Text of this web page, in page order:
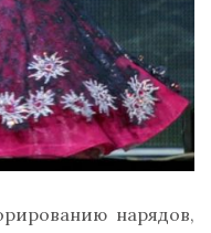
нарядов,